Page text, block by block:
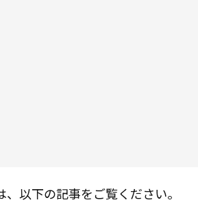
以下の記事をご覧ください。